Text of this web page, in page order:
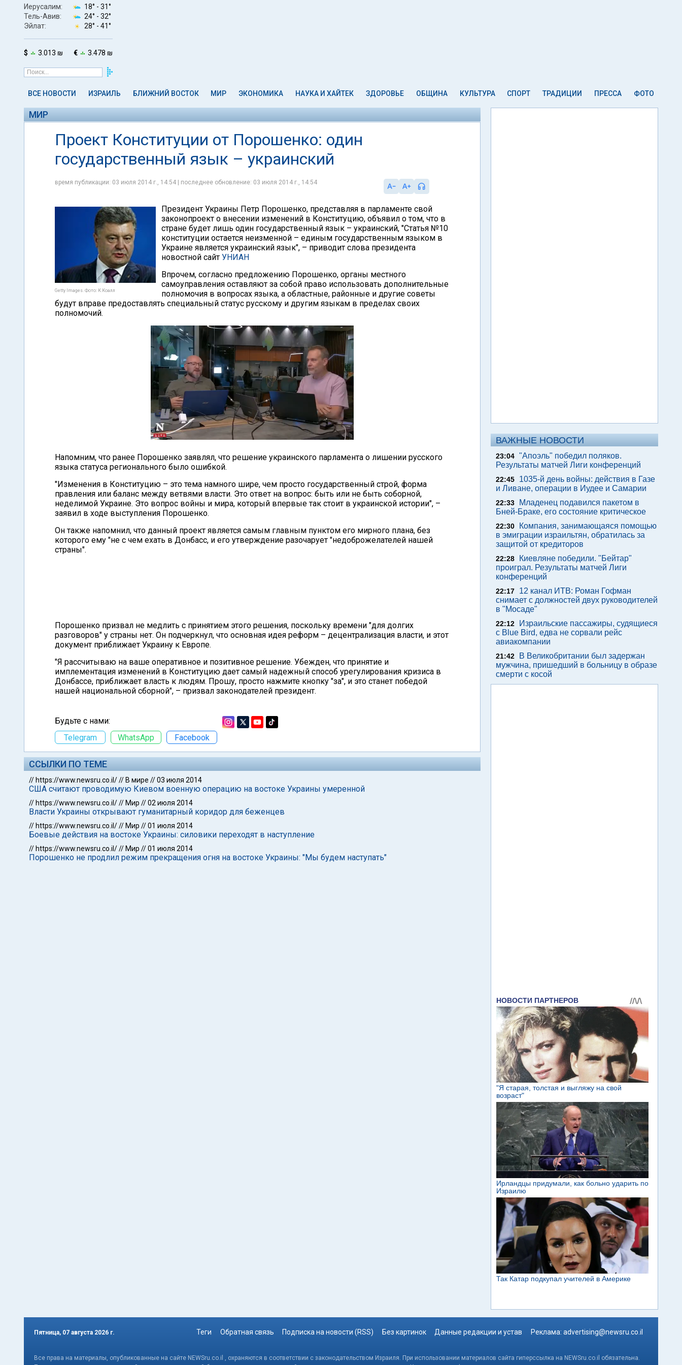
Иерусалим: 18° - 31°
Тель-Авив:
24° - 32°
Эйлат:
28° - 41°
$ 3.013 ₪ € 3.478 ₪
ВСЕ НОВОСТИ ИЗРАИЛЬ БЛИЖНИЙ ВОСТОК МИР ЭКОНОМИКА НАУКА И ХАЙТЕК ЗДОРОВЬЕ ОБЩИНА КУЛЬТУРА СПОРТ ТРАДИЦИИ ПРЕССА ФОТО
МИР
Проект Конституции от Порошенко: один
государственный язык – украинский
время публикации: 03 июля 2014 г., 14:54 | последнее обновление: 03 июля 2014 г., 14:54
Getty Images. Фото: К.Коалл
Президент Украины Петр Порошенко, представляя в парламенте свой
законопроект о внесении изменений в Конституцию, объявил о том, что в
стране будет лишь один государственный язык – украинский, "Статья №10
конституции остается неизменной – единым государственным языком в
Украине является украинский язык", – приводит слова президента
новостной сайт УНИАН
Впрочем, согласно предложению Порошенко, органы местного
самоуправления оставляют за собой право использовать дополнительные
полномочия в вопросах языка, а областные, районные и другие советы
будут вправе предоставлять специальный статус русскому и другим языкам в пределах своих
полномочий.
Напомним, что ранее Порошенко заявлял, что решение украинского парламента о лишении русского
языка статуса регионального было ошибкой.
"Изменения в Конституцию – это тема намного шире, чем просто государственный строй, форма
правления или баланс между ветвями власти. Это ответ на вопрос: быть или не быть соборной,
неделимой Украине. Это вопрос войны и мира, который впервые так стоит в украинской истории", –
заявил в ходе выступления Порошенко.
Он также напомнил, что данный проект является самым главным пунктом его мирного плана, без
которого ему "не с чем ехать в Донбасс, и его утверждение разочарует "недоброжелателей нашей
страны".
Порошенко призвал не медлить с принятием этого решения, поскольку времени "для долгих
разговоров" у страны нет. Он подчеркнул, что основная идея реформ – децентрализация власти, и этот
документ приближает Украину к Европе.
"Я рассчитываю на ваше оперативное и позитивное решение. Убежден, что принятие и
имплементация изменений в Конституцию дает самый надежный способ урегулирования кризиса в
Донбассе, приближает власть к людям. Прошу, просто нажмите кнопку "за", и это станет победой
нашей национальной сборной", – призвал законодателей президент.
Будьте с нами:
Telegram
WhatsApp Facebook
ССЫЛКИ ПО ТЕМЕ
// https://www.newsru.co.il/// В мире //03 июля 2014
США считают проводимую Киевом военную операцию на востоке Украины умеренной
// https://www.newsru.co.il/// Мир //02 июля 2014
Власти Украины открывают гуманитарный коридор для беженцев
// https://www.newsru.co.il/// Мир //01 июля 2014
Боевые действия на востоке Украины: силовики переходят в наступление
// https://www.newsru.co.il/// Мир //01 июля 2014
Порошенко не продлил режим прекращения огня на востоке Украины: "Мы будем наступать"
ВАЖНЫЕ НОВОСТИ
23:04 "Апоэль" победил поляков.
Результаты матчей Лиги конференций
22:45
1035-й день войны: действия в Газе
и Ливане, операции в Иудее и Самарии
22:33
Младенец подавился пакетом в
Бней-Браке, его состояние критическое
22:30
Компания, занимающаяся помощью
в эмиграции израильтян, обратилась за
защитой от кредиторов
22:28
Киевляне победили. "Бейтар"
проиграл. Результаты матчей Лиги
конференций
22:17
12 канал ИТВ: Роман Гофман
снимает с должностей двух руководителей
в "Мосаде"
22:12
Израильские пассажиры, судящиеся
с Blue Bird, едва не сорвали рейс
авиакомпании
21:42
В Великобритании был задержан
мужчина, пришедший в больницу в образе
смерти с косой
Пятница, 07 августа 2026 г. Теги Обратная связь Подписка на новости (RSS) Без картинок Данные редакции и устав Реклама: advertising@newsru.co.il
Все права на материалы, опубликованные на сайте NEWSru.co.il , охраняются в соответствии с законодательством Израиля. При использовании материалов сайта гиперссылка на NEWSru.co.il обязательна.